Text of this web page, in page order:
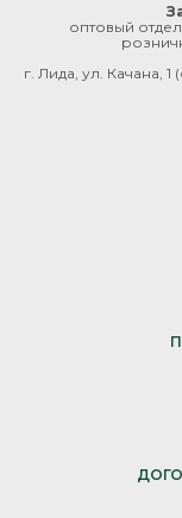
оптовый
г. Лида, ул. Качана, 1